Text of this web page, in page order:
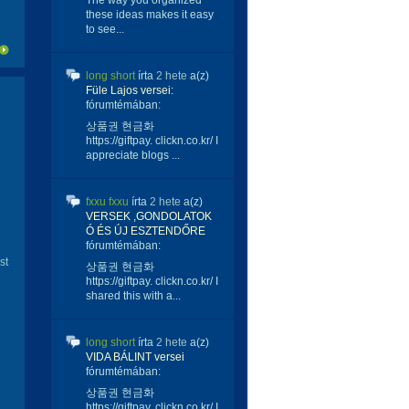
these ideas makes it easy
to see...
long shortírta 2 hete a(z)
Füle Lajos versei:
fórumtémában:
상품권 현금화
https://giftpay. clickn.co.kr/ I
appreciate blogs ...
fxxu fxxu írta 2 hete a(z)
VERSEK ,GONDOLATOK
Ó ÉS ÚJ ESZTENDŐRE
fórumtémában:
상품권 현금화
https://giftpay. clickn.co.kr/ I
shared this with a...
long shortírta 2 hete a(z)
VIDA BÁLINT versei
fórumtémában:
상품권 현금화